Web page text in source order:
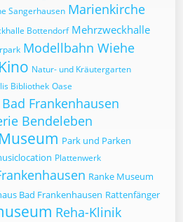
Sangerhausen Marienkirche
Bottendorf Mehrzweckhalle
Modellbahn Wiehe
Natur- und Kräutergarten
Bibliothek Oase
Frankenhausen
Bendeleben
Park und Parken
Plattenwerk
Ranke Museum
Bad Frankenhausen Rattenfänger
Reha-Klinik